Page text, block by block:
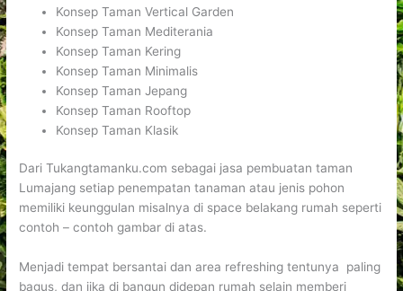
Konsep Taman Vertical Garden
Konsep Taman Mediterania
Konsep Taman Kering
Konsep Taman Minimalis
Konsep Taman Jepang
Konsep Taman Rooftop
Konsep Taman Klasik
Dari Tukangtamanku.com sebagai jasa pembuatan taman
Lumajang setiap penempatan tanaman atau jenis pohon
memiliki keunggulan misalnya di space belakang rumah seperti
contoh – contoh gambar di atas.
Menjadi tempat bersantai dan area refreshing tentunya paling
bagus, dan jika di bangun didepan rumah selain memberi